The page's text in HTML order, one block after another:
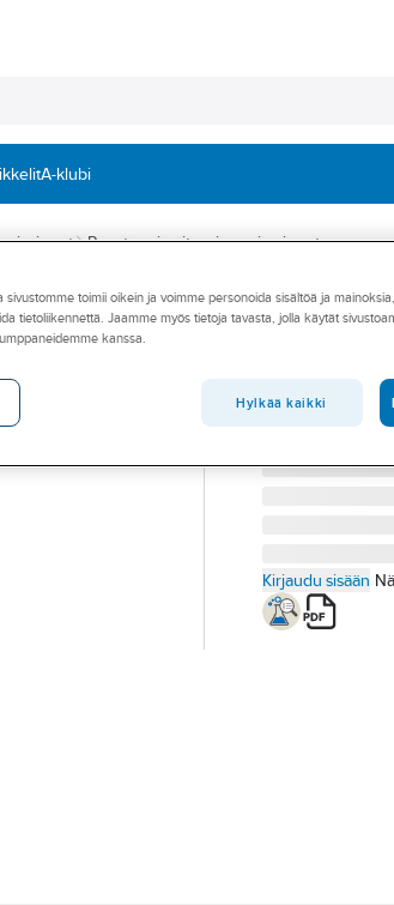
A-klubi
Ruosteenirroitus- ja suoja-aineet
A-COLLECTION
Toimittajan
Kirjaudu sisään
sivustomme toimii oikein ja voimme personoida sisältöä ja
tietoliikennettä. Jaamme myös tietoja tavasta, jolla käytät
kanssa.
Hylkää kaikki